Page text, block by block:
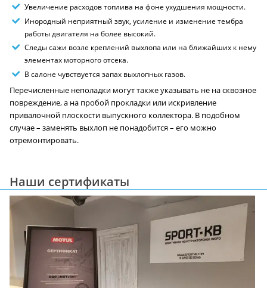
Увеличение расходов топлива на фоне ухудшения мощности.
Инородный неприятный звук, усиление и изменение тембра
работы двигателя на более высокий.
Следы сажи возле креплений выхлопа или на ближайших к нему
элементах моторного отсека.
В салоне чувствуется запах выхлопных газов.
Перечисленные неполадки могут также указывать не на сквозное
повреждение, а на пробой прокладки или искривление
привалочной плоскости выпускного коллектора. В подобном
случае – заменять выхлоп не понадобится – его можно
отремонтировать.
Наши сертификаты